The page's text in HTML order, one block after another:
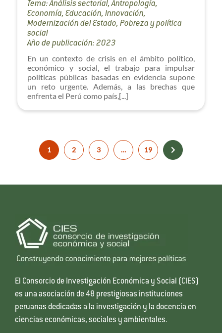
Tema: Análisis sectorial, Antropología,
Economía, Educación, Innovación,
Modernización del Estado, Pobreza y política
social
Año de publicación: 2023
En un contexto de crisis en el ámbito político,
económico y social, el trabajo para impulsar
políticas públicas basadas en evidencia supone
un reto urgente. Además, a las brechas que
enfrenta el Perú como país,[...]
1 2 3 … 19
El Consorcio de Investigación Económica y Social (CIES)
es una asociación de 48 prestigiosas instituciones
peruanas dedicadas a la investigación y la docencia en
ciencias económicas, sociales y ambientales.